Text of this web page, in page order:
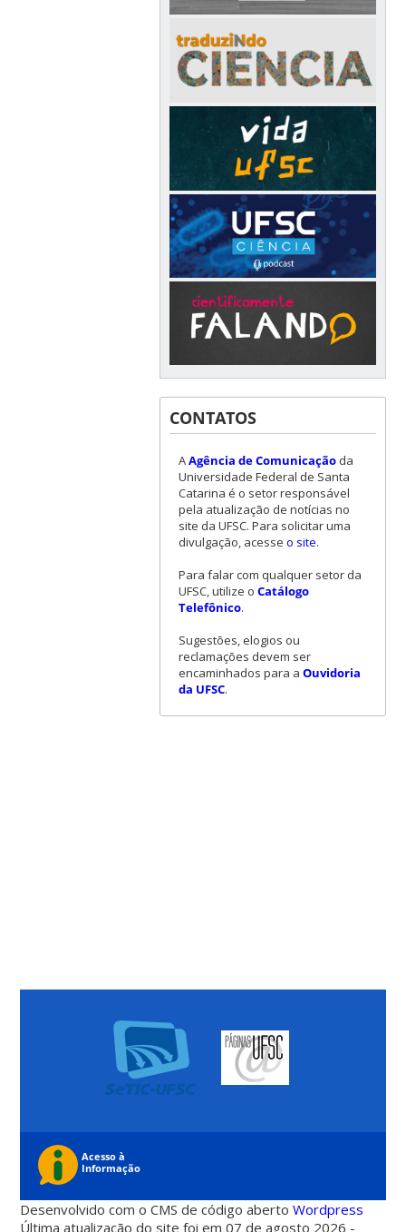
CONTATOS
AAgência de Comunicaçãoda
Universidade Federal de Santa
Catarina é o setor responsável
pela atualização de notícias no
site da UFSC. Para solicitar uma
divulgação, acesse o site.
Para falar com qualquer setor da
UFSC, utilize o Catálogo
Telefônico.
Sugestões, elogios ou
reclamações devem ser
encaminhados para a Ouvidoria
da UFSC.
Desenvolvido com o CMS de código abertoWordpress
Última atualização do site foi em 07 de agosto 2026 -